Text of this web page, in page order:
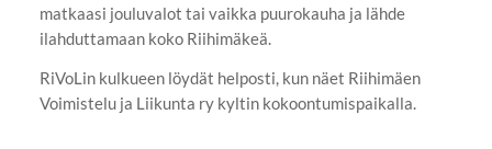
matkaasi jouluvalot tai vaikka puurokauha ja lähde
ilahduttamaan koko Riihimäkeä.
RiVoLin kulkueen löydät helposti, kun näet Riihimäen
Voimistelu ja Liikunta ry kyltin kokoontumispaikalla.